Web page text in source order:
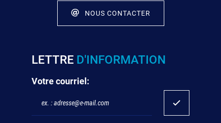
NOUS CONTACTER
LETTRE D'INFORMATION
Votre courriel: